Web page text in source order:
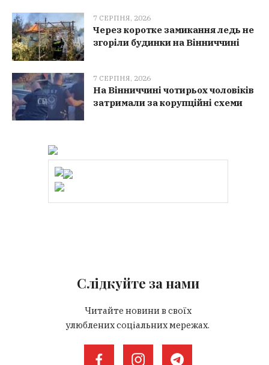
7 СЕРПНЯ, 2026
Через коротке замикання ледь не
згоріли будинки на Вінниччині
7 СЕРПНЯ, 2026
На Вінниччині чотирьох чоловіків
затримали за корупційні схеми
Слідкуйте за нами
Читайте новини в своїх
улюблених соціальних мережах.